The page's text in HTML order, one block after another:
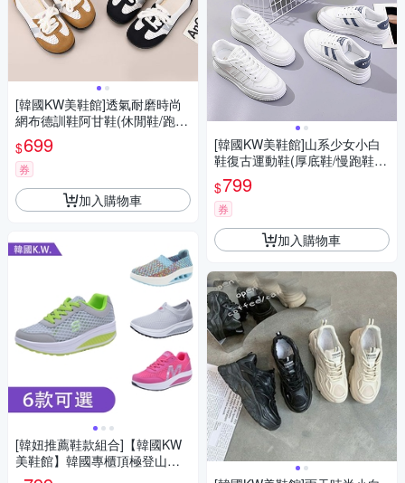
[韓國KW美鞋館]透氣耐磨時尚
網布德訓鞋阿甘鞋(休閒鞋/跑步
鞋/運動鞋/旅遊鞋)
$699
券
加入購物車
[韓妞推薦鞋款組合]【韓國KW
美鞋館】韓國專櫃頂極登山健
走運動鞋系列(運動鞋/跑步鞋/
[韓國KW美鞋館]山系少女小白
鞋復古運動鞋(厚底鞋/慢跑鞋/
休閒鞋)
$799
券
加入購物車